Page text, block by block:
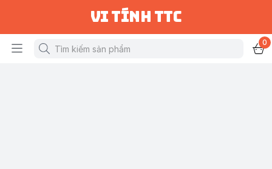
vi tính ttc
0